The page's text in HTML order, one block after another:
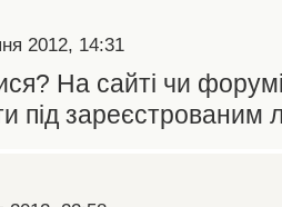
2012, 14:31
На сайті чи
під зареєстрованим